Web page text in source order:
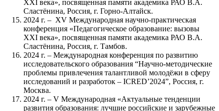
XXI века», посвященная памяти академика РАО В.А.
Сластёнина, Россия, г. Горно-Алтайск.
2024 г. – XV Международная научно-практическая
конференция «Педагогическое образование: вызовы
XXI века», посвященная памяти академика РАО В.А.
Сластёнина, Россия, г. Тамбов.
2024 г. – Международная конференция по развитию
исследовательского образования “Научно-методические
проблемы привлечения талантливой молодёжи в сферу
исследований и разработок – ICRED’2024”, Россия, г.
Москва.
2024 г. – V Международная «Актуальные тенденции
развития образования: лучшие российские и зарубежные